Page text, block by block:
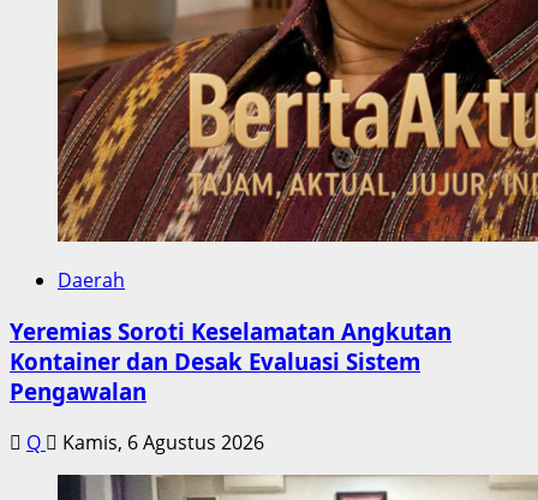
Daerah
Yeremias Soroti Keselamatan Angkutan
Kontainer dan Desak Evaluasi Sistem
Pengawalan
Q Kamis, 6 Agustus 2026